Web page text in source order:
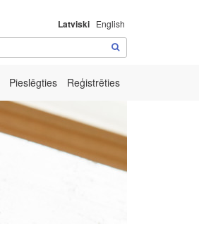
Latviski English
Pieslēgties Reģistrēties